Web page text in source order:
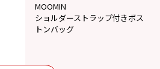
MOOMIN
ショルダーストラップ付きボス
トンバッグ